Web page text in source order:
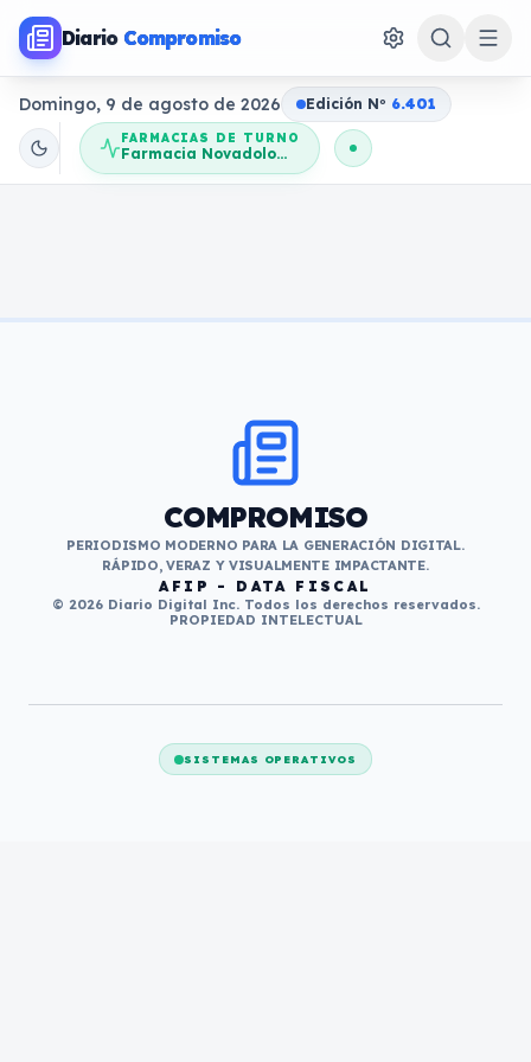
Diario Compromiso
Domingo, 9 de agosto de 2026 Edición No 6.401
FARMACIAS DE TURNO
Farmacia Novadolores
COMPROMISO
PERIODISMO MODERNO PARA LA GENERACIÓN DIGITAL.
RÁPIDO, VERAZ Y VISUALMENTE IMPACTANTE.
AFIP - DATA FISCAL
© 2026 Diario Digital Inc. Todos los derechos reservados.
PROPIEDAD INTELECTUAL
SISTEMAS OPERATIVOS